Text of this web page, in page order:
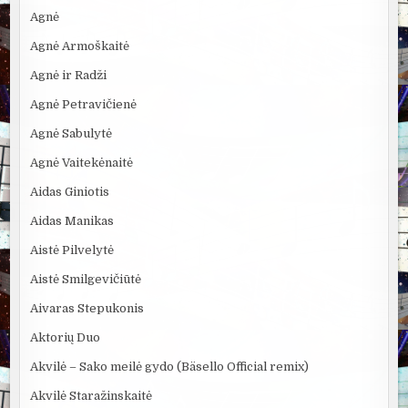
Agnė
Agnė Armoškaitė
Agnė ir Radži
Agnė Petravičienė
Agnė Sabulytė
Agnė Vaitekėnaitė
Aidas Giniotis
Aidas Manikas
Aistė Pilvelytė
Aistė Smilgevičiūtė
Aivaras Stepukonis
Aktorių Duo
Akvilė – Sako meilė gydo (Bäsello Official remix)
Akvilė Staražinskaitė